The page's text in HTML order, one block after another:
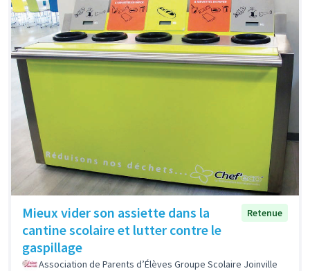
Mieux vider son assiette dans la
cantine scolaire et lutter contre le
gaspillage
Retenue
Association de Parents d’Élèves Groupe Scolaire Joinville